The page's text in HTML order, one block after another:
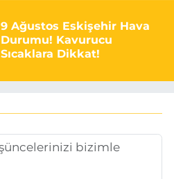
9 Ağustos Eskişehir Hava
Durumu! Kavurucu
Sıcaklara Dikkat!